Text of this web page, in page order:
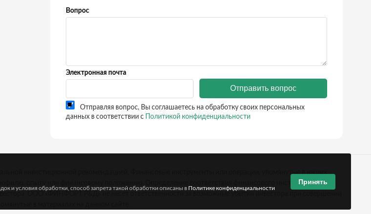
Вопрос
Электронная почта
Отправить вопрос
Отправляя вопрос, Вы соглашаетесь на обработку своих персональных
данных в соответствии с Политикой конфиденциальности
опыту или финансовому положению. Определение соответствия финансового инструмента или
ООО «ФИНФОРТ Р&Д» не несет ответственности за возможные убытки инвестора при совершении
и условия обработки, способ запрета такой обработки описаны в Политике конфиденциальности
Принять